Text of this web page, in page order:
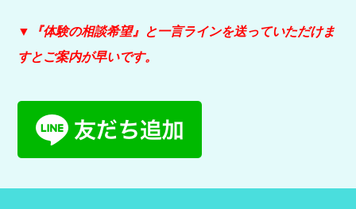
▼『体験の相談希望』と一言ラインを送っていただけま
すとご案内が早いです。